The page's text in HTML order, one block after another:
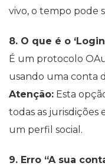
vivo, o tempo pode
8. O que é o
É um protocolo
usando uma conta
Atenção: Esta
todas as jurisdições
um perfil social.
9. Erro “A sua